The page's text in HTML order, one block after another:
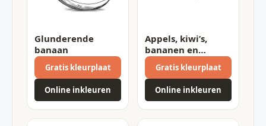
Glunderende
banaan
Gratis kleurplaat
Online inkleuren
Appels, kiwi’s,
bananen en
druiven
Gratis kleurplaat
Online inkleuren